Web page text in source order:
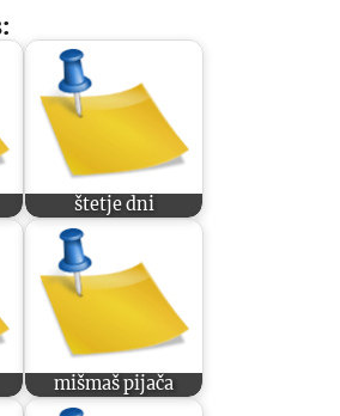
štetje dni
mišmaš pijača